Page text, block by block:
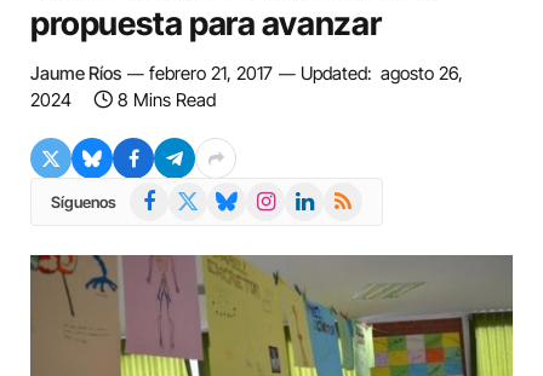
propuesta para avanzar
Jaume Ríos febrero 21, 2017 Updated: agosto 26,
2024
8 Mins Read
Síguenos Facebook BlueskyInstagramLinkedIn
RSS